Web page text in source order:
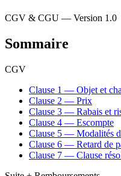
CGV & CGU — Version 1.0
Sommaire
CGV
Clause 1 — Objet et
Clause 2 — Prix
Clause 3 — Rabais et
Clause 4 — Escompte
Clause 5 — Modalités
Clause 6 — Retard de
Clause 7 — Clause